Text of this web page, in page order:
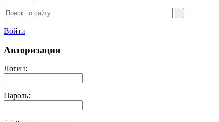
Войти
Авторизация
Логин:
Пароль: